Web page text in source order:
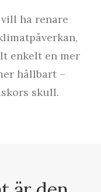
ha renare
enkelt en mer
hållbart –
skull.